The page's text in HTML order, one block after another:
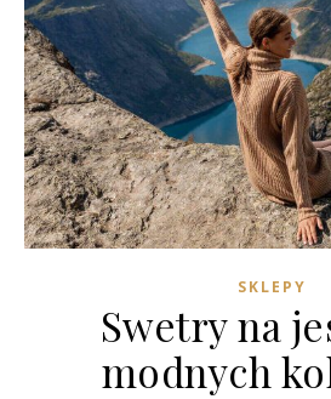
SKLEPY
Swetry na
modnych